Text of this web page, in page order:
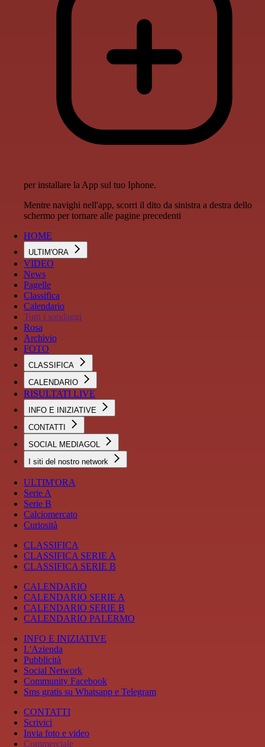
per installare la App sul tuo Iphone.
Mentre navighi nell'app, scorri il dito da sinistra a destra dello
schermo per tornare alle pagine precedenti
HOME
ULTIM'ORA
VIDEO
News
Pagelle
Classifica
Calendario
Tutti i sondaggi
Rosa
Archivio
FOTO
CLASSIFICA
CALENDARIO
RISULTATI LIVE
INFO E INIZIATIVE
CONTATTI
SOCIAL MEDIAGOL
I siti del nostro network
ULTIM'ORA
Serie A
Serie B
Calciomercato
Curiosità
CLASSIFICA
CLASSIFICA SERIE A
CLASSIFICA SERIE B
CALENDARIO
CALENDARIO SERIE A
CALENDARIO SERIE B
CALENDARIO PALERMO
INFO E INIZIATIVE
L'Azienda
Pubblicità
Social Network
Community Facebook
Sms gratis su Whatsapp e Telegram
CONTATTI
Scrivici
Invia foto e video
Commerciale